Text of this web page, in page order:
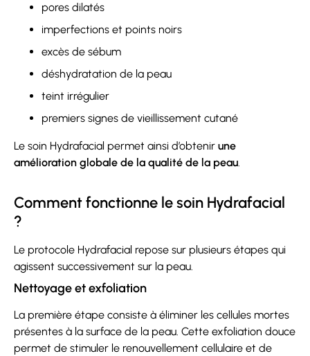
pores dilatés
imperfections et points noirs
excès de sébum
déshydratation de la peau
teint irrégulier
premiers signes de vieillissement cutané
Le soin Hydrafacial permet ainsi d’obtenir une
amélioration globale de la qualité de la peau.
Comment fonctionne le soin Hydrafacial
?
Le protocole Hydrafacial repose sur plusieurs étapes qui
agissent successivement sur la peau.
Nettoyage et exfoliation
La première étape consiste à éliminer les cellules mortes
présentes à la surface de la peau. Cette exfoliation douce
permet de stimuler le renouvellement cellulaire et de